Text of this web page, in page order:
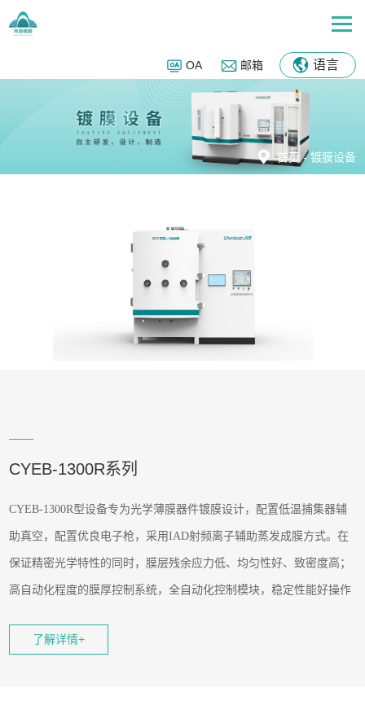
语言
OA 邮箱
首页-镀膜设备
CYEB-1300R系列
CYEB-1300R型设备专为光学薄膜器件镀膜设计，配置低温捕集器辅
助真空，配置优良电子枪，采用IAD射频离子辅助蒸发成膜方式。在
保证精密光学特性的同时，膜层残余应力低、均匀性好、致密度高；
高自动化程度的膜厚控制系统，全自动化控制模块，稳定性能好操作
求。适用于AR膜、颜色膜、NCVM非导金属膜、AF膜、装饰膜、激
了解详情+